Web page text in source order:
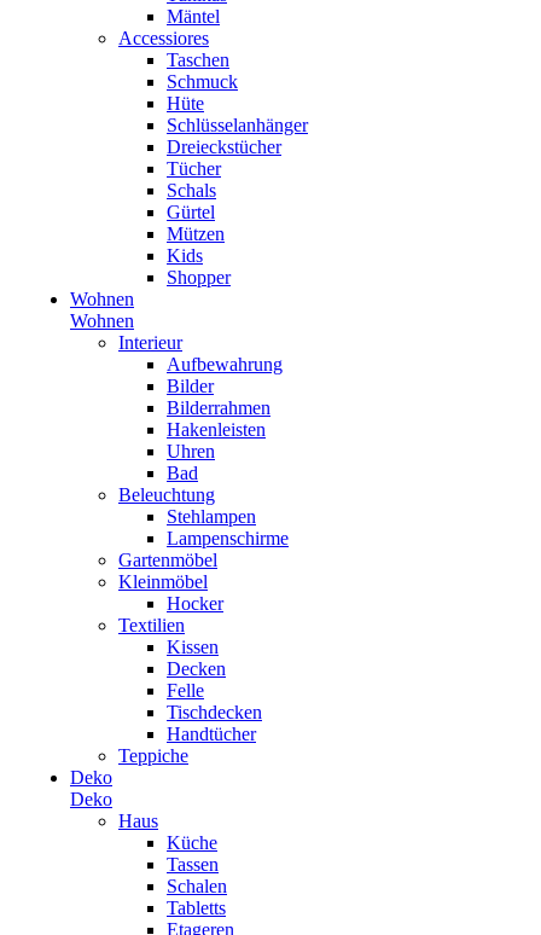
Mäntel
Accessiores
Taschen
Schmuck
Hüte
Schlüsselanhänger
Dreieckstücher
Tücher
Schals
Gürtel
Mützen
Kids
Shopper
Wohnen
Wohnen
Interieur
Aufbewahrung
Bilder
Bilderrahmen
Hakenleisten
Uhren
Bad
Beleuchtung
Stehlampen
Lampenschirme
Gartenmöbel
Kleinmöbel
Hocker
Textilien
Kissen
Decken
Felle
Tischdecken
Handtücher
Teppiche
Deko
Deko
Haus
Küche
Tassen
Schalen
Tabletts
Etageren